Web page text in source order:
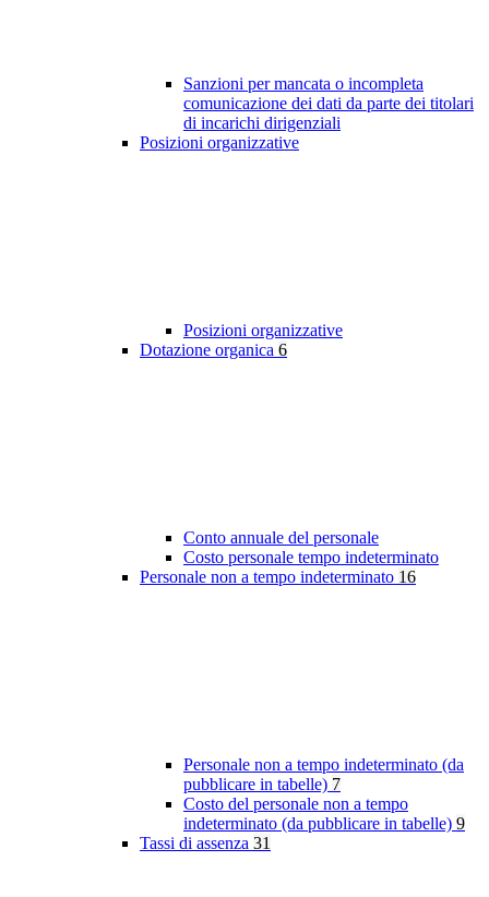
Sanzioni per mancata o incompleta
comunicazione dei dati da parte dei titolari
di incarichi dirigenziali
Posizioni organizzative
Posizioni organizzative
Dotazione organica 6
Conto annuale del personale
Costo personale tempo indeterminato
Personale non a tempo indeterminato 16
Personale non a tempo indeterminato (da
pubblicare in tabelle) 7
Costo del personale non a tempo
indeterminato (da pubblicare in tabelle) 9
Tassi di assenza 31